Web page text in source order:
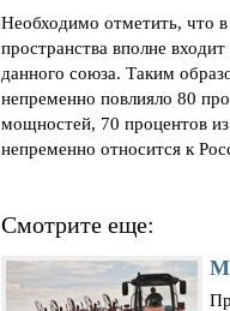
Необходимо отметить, что
пространства вполне
данного союза. Таким
непременно повлияло 80
мощностей, 70 процентов из
непременно относится к
Смотрите еще: